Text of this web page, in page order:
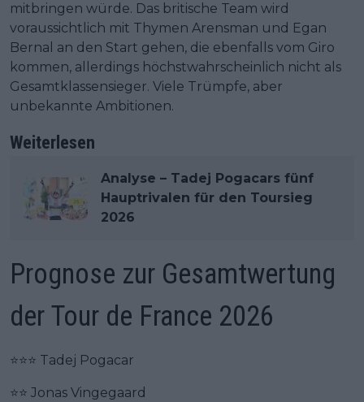
mitbringen würde. Das britische Team wird
voraussichtlich mit Thymen Arensman und Egan
Bernal an den Start gehen, die ebenfalls vom Giro
kommen, allerdings höchstwahrscheinlich nicht als
Gesamtklassensieger. Viele Trümpfe, aber
unbekannte Ambitionen.
Weiterlesen
Analyse – Tadej Pogacars fünf
Hauptrivalen für den Toursieg
2026
Prognose zur Gesamtwertung
der Tour de France 2026
⭐⭐⭐ Tadej Pogacar
⭐⭐ Jonas Vingegaard